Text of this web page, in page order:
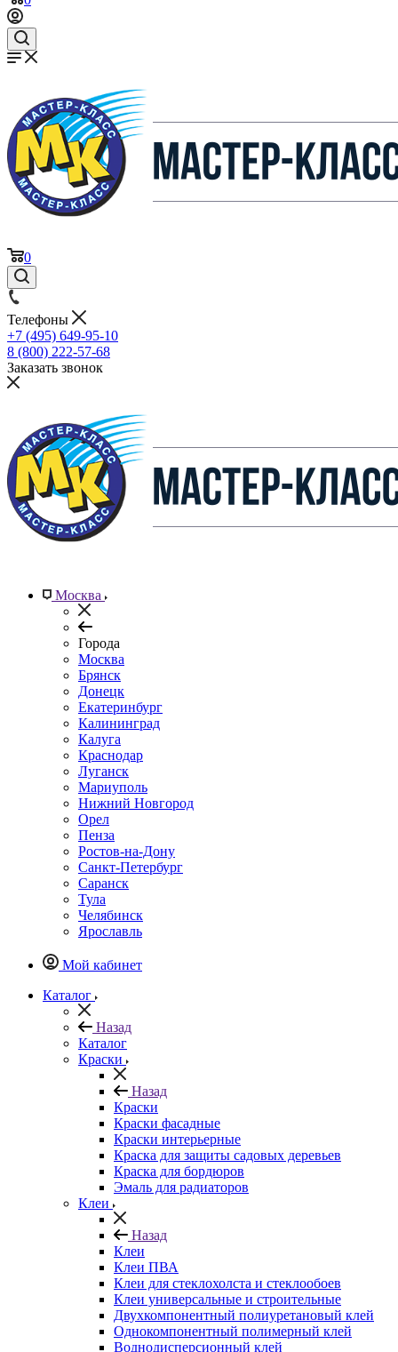
0
Телефоны
+7 (495) 649-95-10
8 (800) 222-57-68
Заказать звонок
Москва
Города
Москва
Брянск
Донецк
Екатеринбург
Калининград
Калуга
Краснодар
Луганск
Мариуполь
Нижний Новгород
Орел
Пенза
Ростов-на-Дону
Санкт-Петербург
Саранск
Тула
Челябинск
Ярославль
Мой кабинет
Каталог
Назад
Каталог
Краски
Назад
Краски
Краски фасадные
Краски интерьерные
Краска для защиты садовых деревьев
⁠Краска для бордюров
Эмаль для радиаторов
Клеи
Назад
Клеи
Клеи ПВА
Клеи для стеклохолста и стеклообоев
Клеи универсальные и строительные
Двухкомпонентный полиуретановый клей
Однокомпонентный полимерный клей
Воднодисперсионный клей